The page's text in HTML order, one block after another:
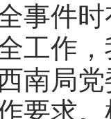
事件
工作
南局
要求